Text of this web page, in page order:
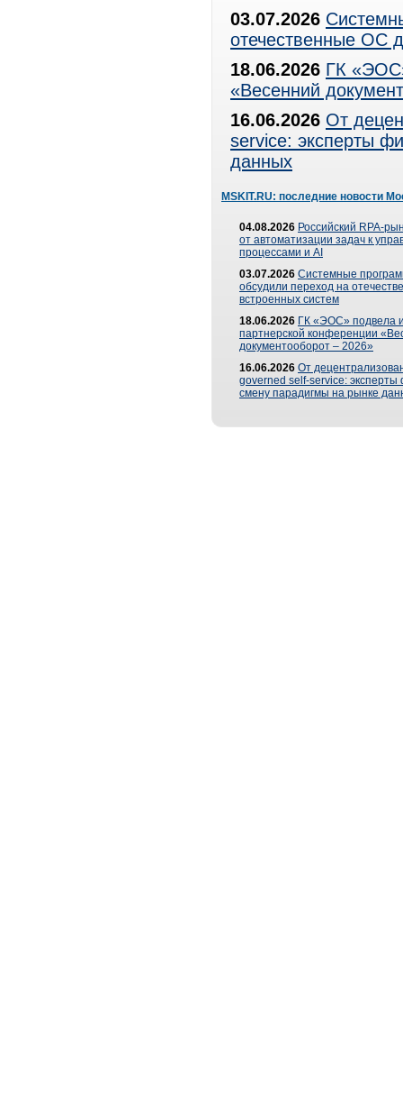
03.07.2026
отечественные ОС
18.06.2026 ГК
«Весенний
16.06.2026 От
service: эксперты
данных
MSKIT.RU: последние новости
04.08.2026 Российский RPA-
от автоматизации задач к
процессами и AI
03.07.2026 Системные
обсудили переход на
встроенных систем
18.06.2026 ГК «ЭОС» подвела
партнерской конференции
документооборот – 2026»
16.06.2026 От
governed self-service: эксперты
смену парадигмы на рынке